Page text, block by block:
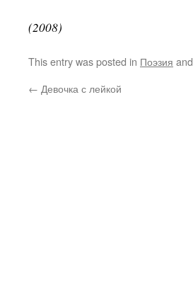
(2008)
This entry was posted in Поэзия
← Девочка с лейкой